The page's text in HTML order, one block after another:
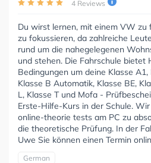
4 Reviews
Du wirst lernen, mit einem VW zu
zu fokussieren, da zahlreiche
rund um die nahegelegenen
und stehen. Die Fahrschule bietet
Bedingungen um deine Klasse A1,
Klasse B Automatik, Klasse BE,
L, Klasse T und Mofa -
Erste-Hilfe-Kurs in der Schule.
online-theorie tests am PC zu
die theoretische Prüfung. In der
Uwe Sie können einen Termin
German